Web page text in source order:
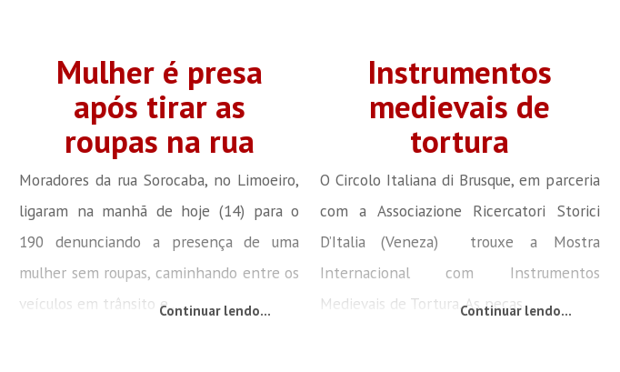
Mulher é presa
após tirar as
roupas na rua
Moradores da rua Sorocaba, no Limoeiro,
ligaram na manhã de hoje (14) para o
190 denunciando a presença de uma
mulher sem roupas, caminhando entre os
veículos em trânsito e...Continuar lendo...
Instrumentos
medievais de
tortura
O Circolo Italiana di Brusque, em parceria
com a Associazione Ricercatori Storici
D’Italia (Veneza) trouxe a Mostra
Internacional com Instrumentos
Medievais de Tortura. As peças...
Continuar lendo...